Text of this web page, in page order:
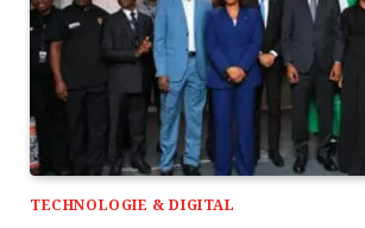
TECHNOLOGIE & DIGITAL